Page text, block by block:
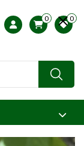
ABC árjegyzék
Profilom
0 0